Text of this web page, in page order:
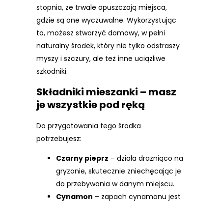
stopnia, że trwale opuszczają miejsca,
gdzie są one wyczuwalne. Wykorzystując
to, możesz stworzyć domowy, w pełni
naturalny środek, który nie tylko odstraszy
myszy i szczury, ale też inne uciążliwe
szkodniki.
Składniki mieszanki – masz
je wszystkie pod ręką
Do przygotowania tego środka
potrzebujesz:
Czarny pieprz – działa drażniąco na
gryzonie, skutecznie zniechęcając je
do przebywania w danym miejscu.
Cynamon – zapach cynamonu jest